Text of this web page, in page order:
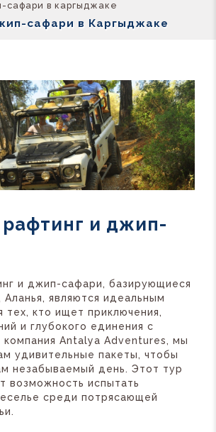
сафари в каргыджаке
сафари в Каргыджаке
и джип-
и джип-сафари, базирующиеся
являются идеальным
тех, кто ищет приключения,
и глубокого единения с
компания Antalya Adventures, мы
удивительные пакеты, чтобы
незабываемый день. Этот тур
возможность испытать
среди потрясающей